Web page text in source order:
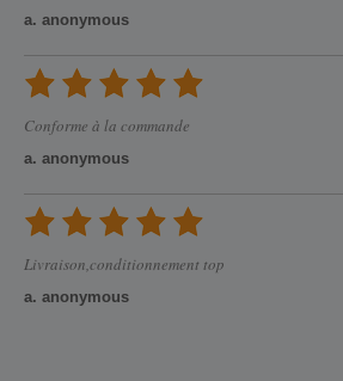
a. anonymous
Conforme à la commande
a. anonymous
Livraison,conditionnement top
a. anonymous